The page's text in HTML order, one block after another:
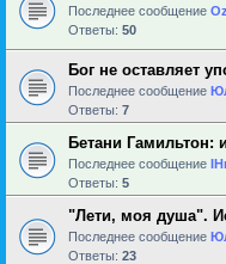
Последнее сообщение
Ответы: 50
Бог не оставляет
Последнее сообщение
Ответы: 7
Бетани Гамильтон:
Последнее сообщение
Ответы: 5
"Лети, моя душа".
Последнее сообщение
Ответы: 23